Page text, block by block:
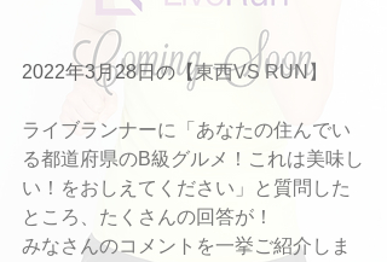
2022年3月28日の【東西VS RUN】
ライブランナーに「あなたの住んでい
る都道府県のB級グルメ！これは美味し
い！をおしえてください」と質問した
ところ、たくさんの回答が！
みなさんのコメントを一挙ご紹介しま